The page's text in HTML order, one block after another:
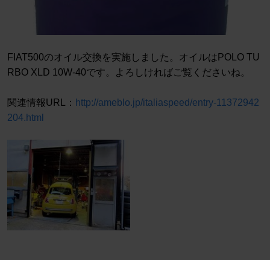
FIAT500のオイル交換を実施しました。オイルはPOLO TU
RBO XLD 10W-40です。よろしければご覧くださいね。
関連情報URL： http://ameblo.jp/italiaspeed/entry-11372942
204.html